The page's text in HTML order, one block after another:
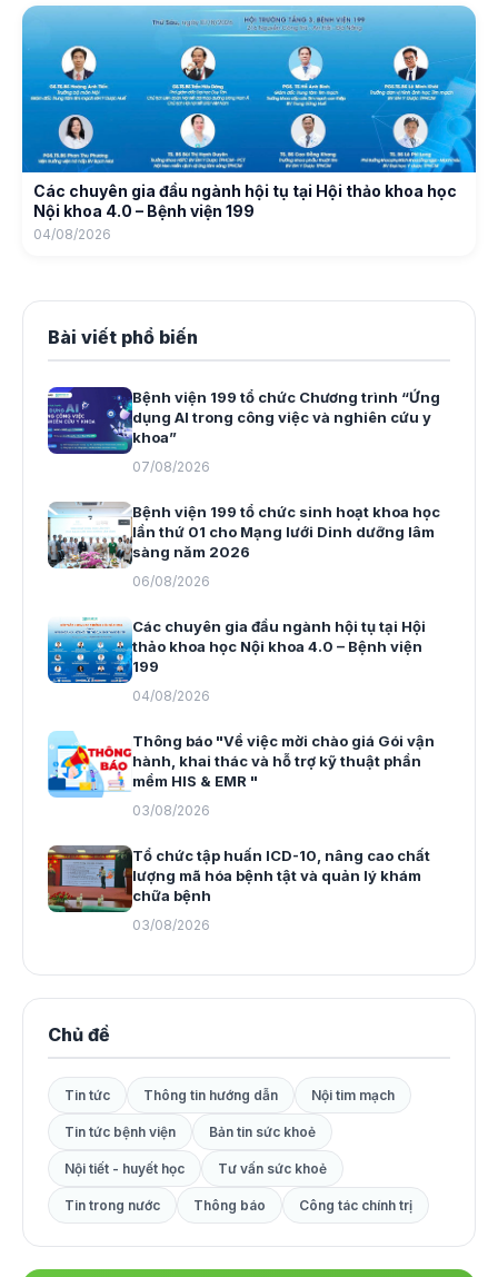
Các chuyên gia đầu ngành hội tụ tại Hội thảo khoa học
Nội khoa 4.0 – Bệnh viện 199
04/08/2026
Bài viết phổ biến
Bệnh viện 199 tổ chức Chương trình “Ứng
dụng AI trong công việc và nghiên cứu y
khoa”
07/08/2026
Bệnh viện 199 tổ chức sinh hoạt khoa học
lần thứ 01 cho Mạng lưới Dinh dưỡng lâm
sàng năm 2026
06/08/2026
Các chuyên gia đầu ngành hội tụ tại Hội
thảo khoa học Nội khoa 4.0 – Bệnh viện
199
04/08/2026
Thông báo "Về việc mời chào giá Gói vận
hành, khai thác và hỗ trợ kỹ thuật phần
mềm HIS & EMR "
03/08/2026
Tổ chức tập huấn ICD-10, nâng cao chất
lượng mã hóa bệnh tật và quản lý khám
chữa bệnh
03/08/2026
Chủ đề
Tin tức Thông tin hướng dẫn Nội tim mạch
Tin tức bệnh viện Bản tin sức khoẻ
Nội tiết - huyết học Tư vấn sức khoẻ
Tin trong nước Thông báo Công tác chính trị